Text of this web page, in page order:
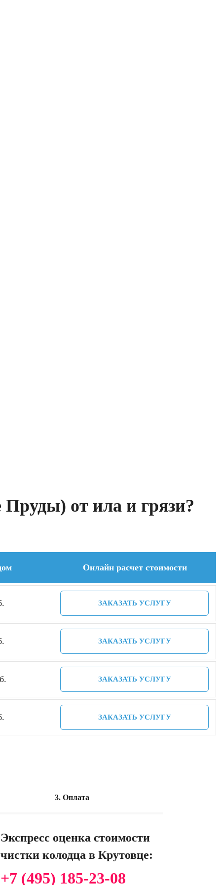
от ила и грязи?
Онлайн расчет стоимости
ЗАКАЗАТЬ УСЛУГУ
ЗАКАЗАТЬ УСЛУГУ
ЗАКАЗАТЬ УСЛУГУ
ЗАКАЗАТЬ УСЛУГУ
3. Оплата
Экспресс оценка стоимости
чистки колодца в Крутовце:
+7 (495) 185-23-08